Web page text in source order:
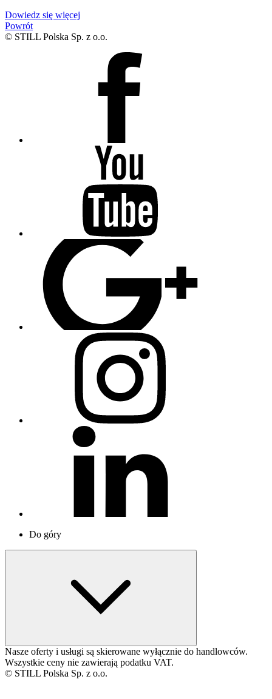
Dowiedz się więcej
Powrót
© STILL Polska Sp. z o.o.
Do góry
Nasze oferty i usługi są skierowane wyłącznie do handlowców.
Wszystkie ceny nie zawierają podatku VAT.
© STILL Polska Sp. z o.o.